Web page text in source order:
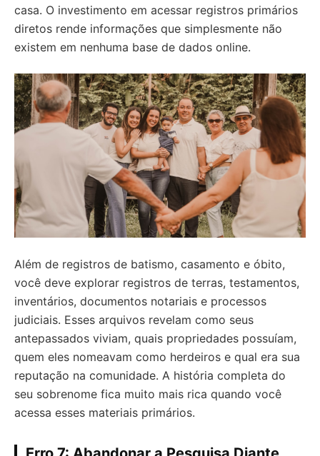
casa. O investimento em acessar registros primários
diretos rende informações que simplesmente não
existem em nenhuma base de dados online.
Além de registros de batismo, casamento e óbito,
você deve explorar registros de terras, testamentos,
inventários, documentos notariais e processos
judiciais. Esses arquivos revelam como seus
antepassados viviam, quais propriedades possuíam,
quem eles nomeavam como herdeiros e qual era sua
reputação na comunidade. A história completa do
seu sobrenome fica muito mais rica quando você
acessa esses materiais primários.